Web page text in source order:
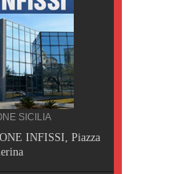
SICILIA
INFISSI, Piazza